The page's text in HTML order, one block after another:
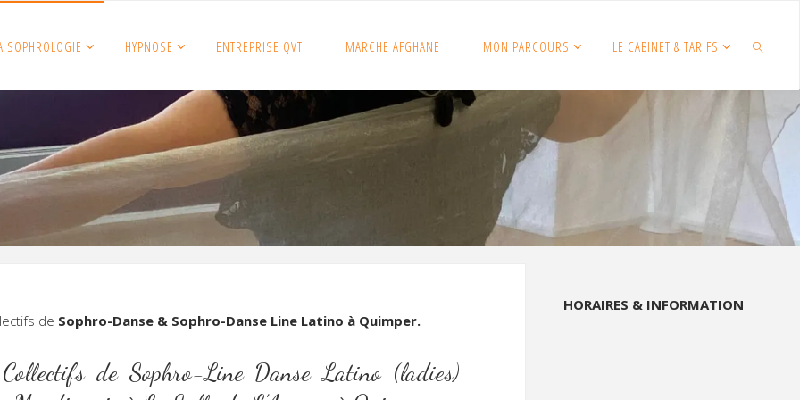
SOPHROLOGIE HYPNOSE ENTREPRISE QVT MARCHE AFGHANE MON PARCOURS LE CABINET & TARIFS
SEARCH
de Sophro-Danse & Sophro-Danse Line Latino à Quimper.
de Sophro-Line Danse Latino (ladies)
HORAIRES & INFORMATION